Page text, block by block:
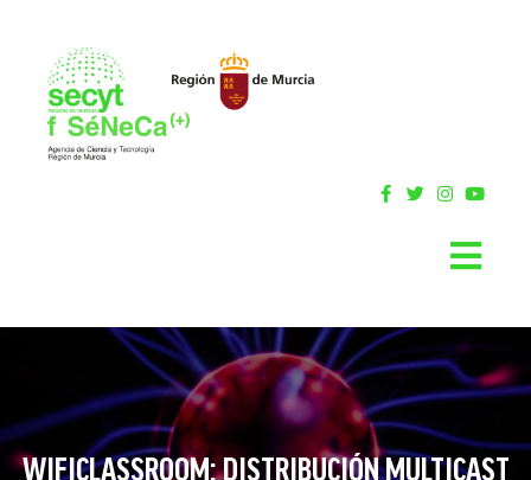
WIFICLASSROOM: DISTRIBUCIÓN MULTICAST